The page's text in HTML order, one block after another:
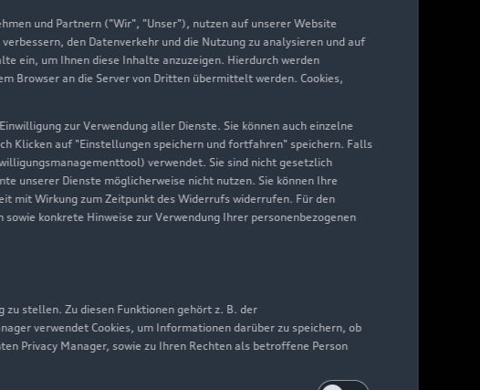
und Partnern ("Wir", "Unser"), nutzen auf unserer Website
den Datenverkehr und die Nutzung zu analysieren und auf
ein, um Ihnen diese Inhalte anzuzeigen. Hierdurch werden
Browser an die Server von Dritten übermittelt werden. Cookies,
zur Verwendung aller Dienste. Sie können auch einzelne
Klicken auf "Einstellungen speichern und fortfahren" speichern. Falls
verwendet. Sie sind nicht gesetzlich
unserer Dienste möglicherweise nicht nutzen. Sie können Ihre
mit Wirkung zum Zeitpunkt des Widerrufs widerrufen. Für den
konkrete Hinweise zur Verwendung Ihrer personenbezogenen
stellen. Zu diesen Funktionen gehört z. B. der
verwendet Cookies, um Informationen darüber zu speichern, ob
Privacy Manager, sowie zu Ihren Rechten als betroffene Person